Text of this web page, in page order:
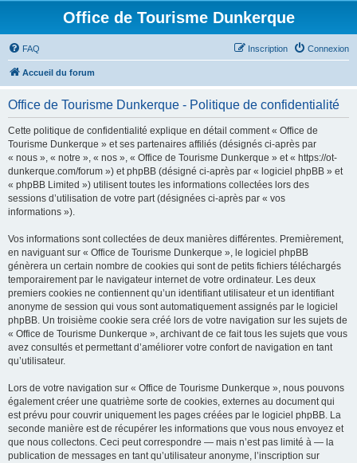
Office de Tourisme Dunkerque
FAQ Connexion
Inscription
Accueil du forum
Office de Tourisme Dunkerque - Politique de confidentialité
Cette politique de confidentialité explique en détail comment « Office de
Tourisme Dunkerque » et ses partenaires affiliés (désignés ci-après par
« nous », « notre », « nos », « Office de Tourisme Dunkerque » et « https://ot-
dunkerque.com/forum ») et phpBB (désigné ci-après par « logiciel phpBB » et
« phpBB Limited ») utilisent toutes les informations collectées lors des
sessions d’utilisation de votre part (désignées ci-après par « vos
informations »).
Vos informations sont collectées de deux manières différentes. Premièrement,
en naviguant sur « Office de Tourisme Dunkerque », le logiciel phpBB
génèrera un certain nombre de cookies qui sont de petits fichiers téléchargés
temporairement par le navigateur internet de votre ordinateur. Les deux
premiers cookies ne contiennent qu’un identifiant utilisateur et un identifiant
anonyme de session qui vous sont automatiquement assignés par le logiciel
phpBB. Un troisième cookie sera créé lors de votre navigation sur les sujets de
« Office de Tourisme Dunkerque », archivant de ce fait tous les sujets que vous
avez consultés et permettant d’améliorer votre confort de navigation en tant
qu’utilisateur.
Lors de votre navigation sur « Office de Tourisme Dunkerque », nous pouvons
également créer une quatrième sorte de cookies, externes au document qui
est prévu pour couvrir uniquement les pages créées par le logiciel phpBB. La
seconde manière est de récupérer les informations que vous nous envoyez et
que nous collectons. Ceci peut correspondre — mais n’est pas limité à — la
publication de messages en tant qu’utilisateur anonyme, l’inscription sur